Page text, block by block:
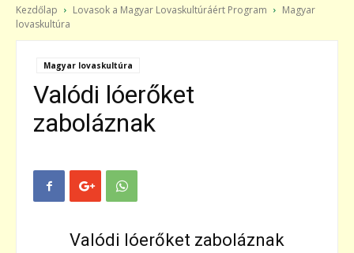
Kezdőlap Lovasok a Magyar Lovaskultúráért Program
Magyar
lovaskultúra
Magyar lovaskultúra
Valódi lóerőket
zaboláznak
Valódi lóerőket zaboláznak